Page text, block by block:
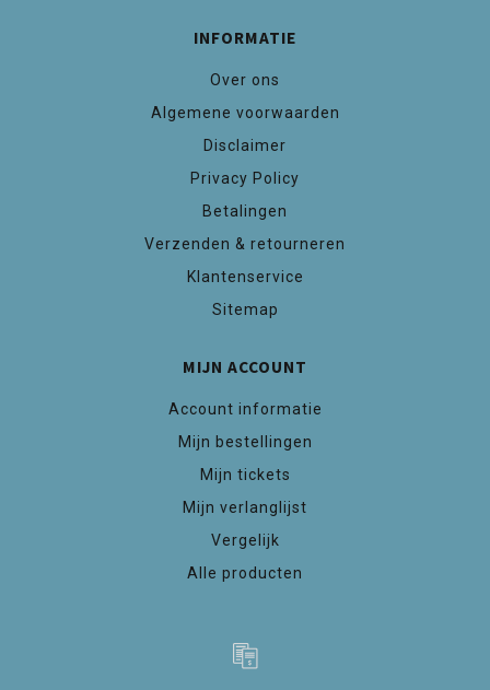
INFORMATIE
Over ons
Algemene voorwaarden
Disclaimer
Privacy Policy
Betalingen
Verzenden & retourneren
Klantenservice
Sitemap
MIJN ACCOUNT
Account informatie
Mijn bestellingen
Mijn tickets
Mijn verlanglijst
Vergelijk
Alle producten